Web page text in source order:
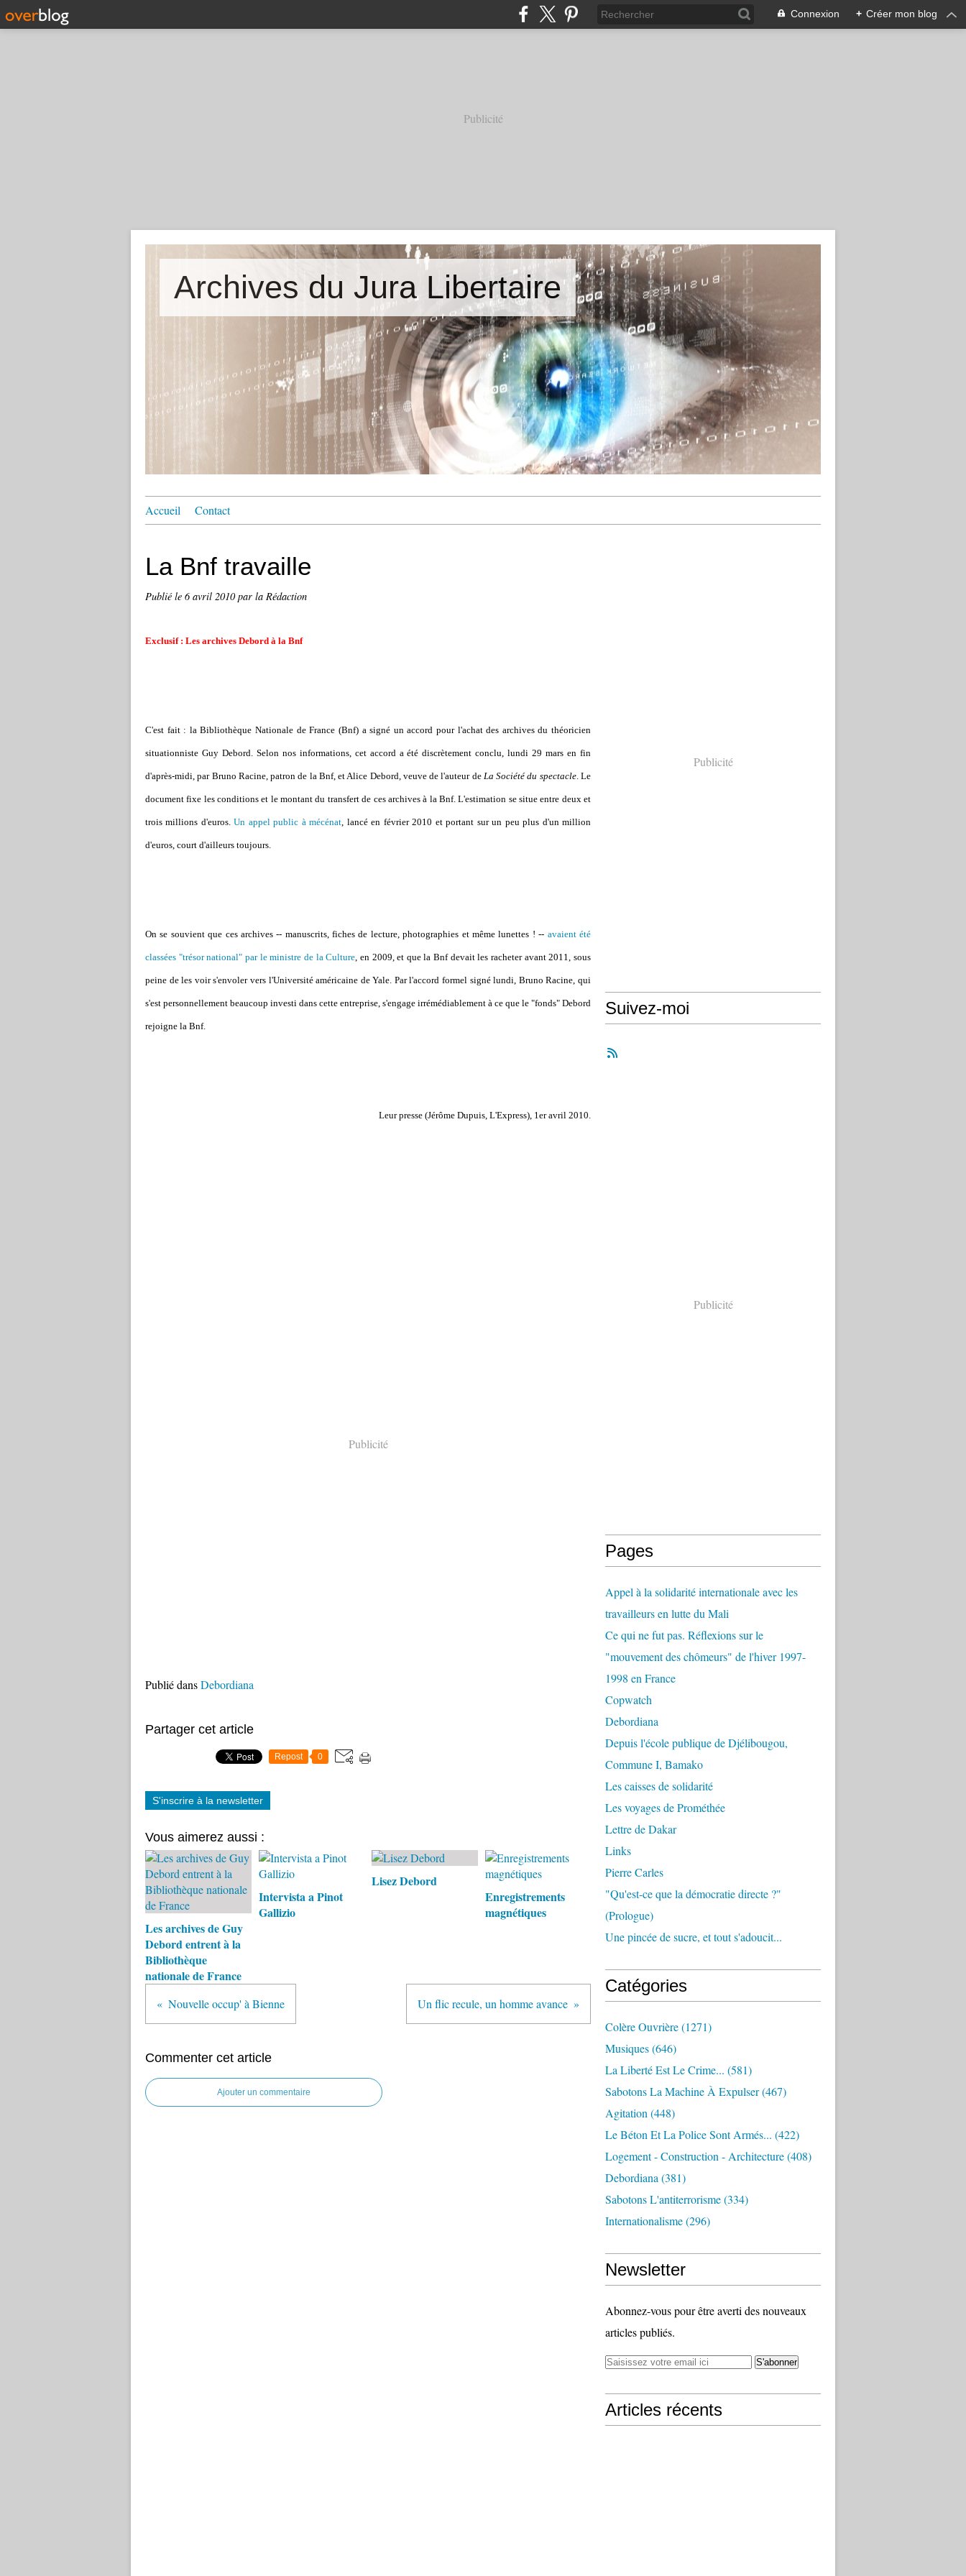
Connexion + Créer mon blog
Publicité
Archives du Jura Libertaire
Accueil Contact
La Bnf travaille
Publié le 6 avril 2010par la Rédaction
Exclusif : Les archives Debord à la Bnf
C'est fait : la Bibliothèque Nationale de France (Bnf) a signé un accord pour l'achat des archives du théoricien
situationniste Guy Debord. Selon nos informations, cet accord a été discrètement conclu, lundi 29 mars en fin
d'après-midi, par Bruno Racine, patron de la Bnf, et Alice Debord, veuve de l'auteur de La Société du spectacle. Le
document fixe les conditions et le montant du transfert de ces archives à la Bnf. L'estimation se situe entre deux et
trois millions d'euros.Un appel public à mécénat, lancé en février 2010 et portant sur un peu plus d'un million
d'euros, court d'ailleurs toujours.
On se souvient que ces archives -- manuscrits, fiches de lecture, photographies et même lunettes ! -- avaient été
classées "trésor national" par le ministre de la Culture, en 2009, et que la Bnf devait les racheter avant 2011, sous
peine de les voir s'envoler vers l'Université américaine de Yale. Par l'accord formel signé lundi, Bruno Racine, qui
s'est personnellement beaucoup investi dans cette entreprise, s'engage irrémédiablement à ce que le "fonds" Debord
rejoigne la Bnf.
Leur presse (Jérôme Dupuis, L'Express), 1er avril 2010.
Publicité
Publié dansDebordiana
Partager cet article
Repost 0
S'inscrire à la newsletter
Vous aimerez aussi :
Les archives de Guy
Debord entrent à la
Bibliothèque
nationale de France
Intervista a Pinot
Gallizio
Lisez Debord
Enregistrements
magnétiques
Nouvelle occup' à Bienne Un flic recule, un homme avance
Commenter cet article
Ajouter un commentaire
Publicité
Suivez-moi
Publicité
Pages
Appel à la solidarité internationale avec les
travailleurs en lutte du Mali
Ce qui ne fut pas. Réflexions sur le
"mouvement des chômeurs" de l'hiver 1997-
1998 en France
Copwatch
Debordiana
Depuis l'école publique de Djélibougou,
Commune I, Bamako
Les caisses de solidarité
Les voyages de Prométhée
Lettre de Dakar
Links
Pierre Carles
"Qu'est-ce que la démocratie directe ?"
(Prologue)
Une pincée de sucre, et tout s'adoucit...
Catégories
Colère Ouvrière(1271)
Musiques(646)
La Liberté Est Le Crime... (581)
Sabotons La Machine À Expulser(467)
Agitation (448)
Le Béton Et La Police Sont Armés... (422)
Logement - Construction - Architecture(408)
Debordiana (381)
Sabotons L'antiterrorisme(334)
Internationalisme(296)
Newsletter
Abonnez-vous pour être averti des nouveaux
articles publiés.
Articles récents